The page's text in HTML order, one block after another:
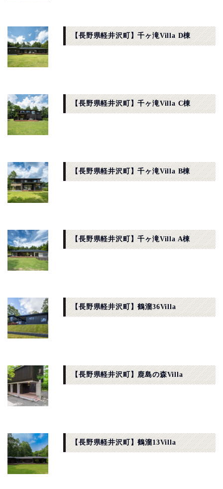
【長野県軽井沢町】千ヶ滝Villa D棟
【長野県軽井沢町】千ヶ滝Villa C棟
【長野県軽井沢町】千ヶ滝Villa B棟
【長野県軽井沢町】千ヶ滝Villa A棟
【長野県軽井沢町】鶴溜36Villa
【長野県軽井沢町】鹿島の森Villa
【長野県軽井沢町】鶴溜13Villa